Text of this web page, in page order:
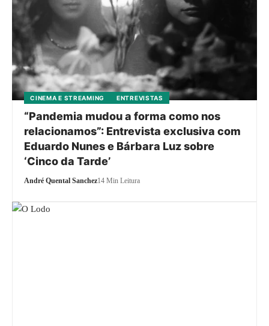
CINEMA E STREAMING ENTREVISTAS
“Pandemia mudou a forma como nos
relacionamos”: Entrevista exclusiva com
Eduardo Nunes e Bárbara Luz sobre
‘Cinco da Tarde’
André Quental Sanchez14 Min Leitura